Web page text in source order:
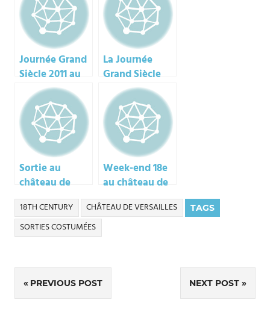
Journée Grand
Siècle 2011 au
château de
Vaux-le-
Vicomte
La Journée
Grand Siècle
2012, château
de Vaux-le-
Vicomte
Sortie au
château de
Meung-sur-
Loire : les
bonus !
Week-end 18e
au château de
Meung-sur-
Loire (1/2)
TAGS
18TH CENTURY
CHÂTEAU DE VERSAILLES
SORTIES COSTUMÉES
Navigation
de
PREVIOUS POST NEXT POST